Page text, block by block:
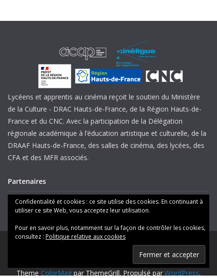
Lycéens et apprentis au cinéma reçoit le soutien du Ministère
de la Culture - DRAC Hauts-de-France, de la Région Hauts-de-
France et du CNC. Avec la participation de la Délégation
régionale académique à l’éducation artistique et culturelle, de la
DRAAF Hauts-de-France, des salles de cinéma, des lycées, des
CFA et des MFR associés.
Partenaires
Mentions légales
Lycéens et apprentis au cinéma Hauts-de-
. Tous droits réservés.
Theme ColorMag par ThemeGrill. Propulsé par WordPress.
Confidentialité et cookies : ce site utilise des cookies. En continuant à
utiliser ce site Web, vous acceptez leur utilisation.
Pour en savoir plus, notamment sur la façon de contrôler les cookies,
consultez : Politique relative aux cookies